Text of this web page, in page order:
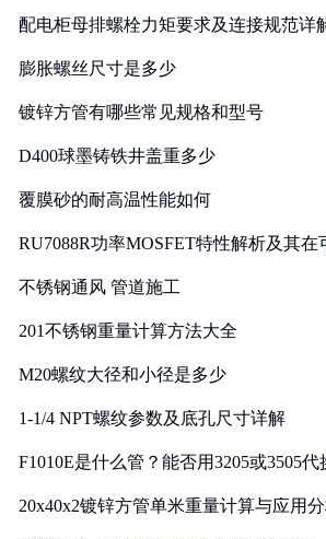
配电柜母排螺栓力矩要求及连接规范详
膨胀螺丝尺寸是多少
镀锌方管有哪些常见规格和型号
D400球墨铸铁井盖重多少
覆膜砂的耐高温性能如何
RU7088R功率MOSFET特性解析及其
不锈钢通风 管道施工
201不锈钢重量计算方法大全
M20螺纹大径和小径是多少
1-1/4 NPT螺纹参数及底孔尺寸详解
F1010E是什么管？能否用3205或3505代
20x40x2镀锌方管单米重量计算与应用